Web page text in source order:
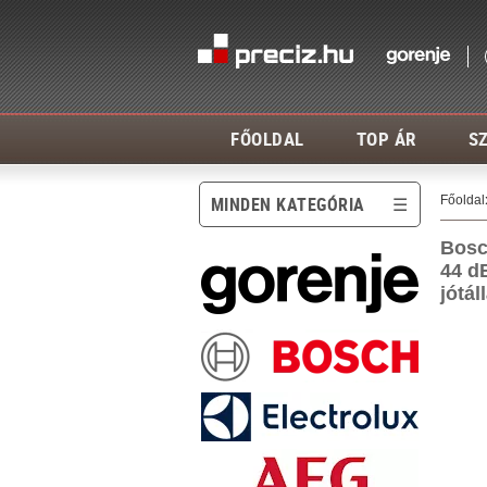
FŐOLDAL TOP ÁR
MINDEN KATEGÓRIA Főoldal
44